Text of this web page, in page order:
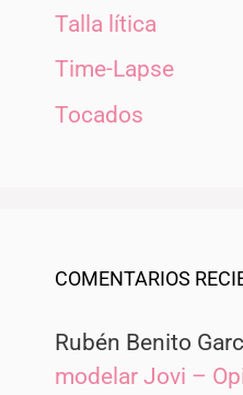
Talla lítica
Time-Lapse
Tocados
COMENTARIOS
Rubén Benito
modelar Jovi –